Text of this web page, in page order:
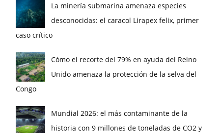
La minería submarina amenaza especies
desconocidas: el caracol Lirapex felix, primer
caso crítico
Cómo el recorte del 79% en ayuda del Reino
Unido amenaza la protección de la selva del
Congo
Mundial 2026: el más contaminante de la
historia con 9 millones de toneladas de CO2 y